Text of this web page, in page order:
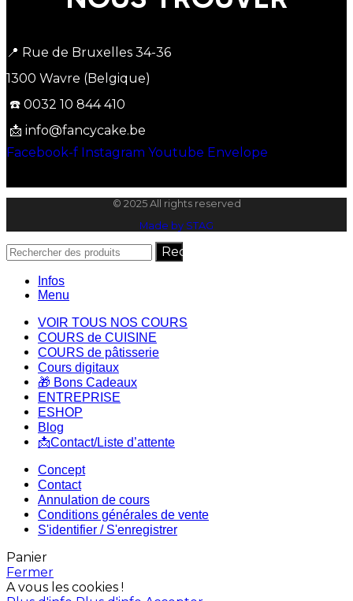
📍 Rue de Bruxelles 34-36
1300 Wavre (Belgique)
☎️ 0032 10 844 410
📩 info@fancycake.be
Facebook-f Instagram Youtube Envelope
© 2025 All rights reserved
Made by STAG
Recherche
Infos
Menu
VOIR TOUS NOS COURS
COURS de CUISINE
COURS de pâtisserie
Cours digitaux
🎁 Bons Cadeaux
ENTREPRISE
ESHOP
Blog
📩Contact/Liste d’attente
Concept
Contact
Annulation de cours
Conditions générales de vente
S'identifier / S'enregistrer
Panier
Fermer
A vous les cookies !